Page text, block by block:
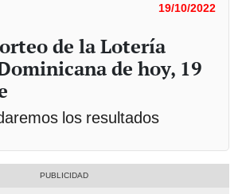
19/10/2022
de la Lotería
de hoy, 19
los resultados